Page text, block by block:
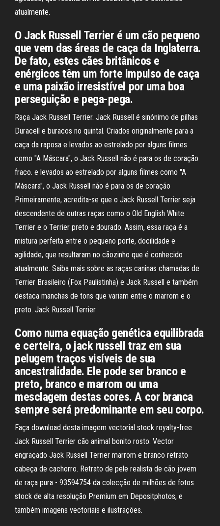
atualmente.
O Jack Russell Terrier é um cão pequeno
que vem das áreas de caça da Inglaterra.
De fato, estes cães britânicos e
enérgicos têm um forte impulso de caça
e uma paixão irresistível por uma boa
perseguição e pega-pega.
Raça Jack Russell Terrier. Jack Russell é sinónimo de pilhas
Duracell e buracos no quintal. Criados originalmente para a
caça da raposa e levados ao estrelado por alguns filmes
como "A Máscara", o Jack Russell não é para os de coração
fraco. e levados ao estrelado por alguns filmes como "A
Máscara", o Jack Russell não é para os de coração
Primeiramente, acredita-se que o Jack Russell Terrier seja
descendente de outras raças como o Old English White
Terrier e o Terrier preto e dourado. Assim, essa raça é a
mistura perfeita entre o pequeno porte, docilidade e
agilidade, que resultaram no cãozinho que é conhecido
atualmente. Saiba mais sobre as raças caninas chamadas de
Terrier Brasileiro (Fox Paulistinha) e Jack Russell e também
destaca manchas de tons que variam entre o marrom e o
preto. Jack Russell Terrier
Como numa equação genética equilibrada
e certeira, o jack russell traz em sua
pelugem traços visíveis de sua
ancestralidade. Ele pode ser branco e
preto, branco e marrom ou uma
mesclagem destas cores. A cor branca
sempre será predominante em seu corpo.
Faça download desta imagem vectorial stock royalty-free
Jack Russell Terrier cão animal bonito rosto. Vector
engraçado Jack Russell Terrier marrom e branco retrato
cabeça de cachorro. Retrato de pele realista de cão jovem
de raça pura - 93594754 da colecção de milhões de fotos
stock de alta resolução Premium em Depositphotos, e
também imagens vectoriais e ilustrações.